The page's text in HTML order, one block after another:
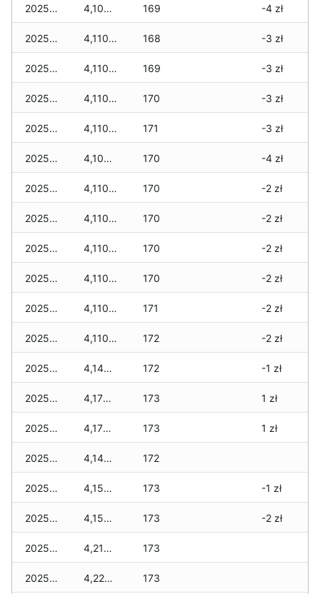
2025-12-06 4,100 zł 169 -4 zł
2025-12-05 4,110 zł 168 -3 zł
2025-12-04 4,110 zł 169 -3 zł
2025-12-03 4,110 zł 170 -3 zł
2025-12-02 4,110 zł 171 -3 zł
2025-12-01 4,100 zł 170 -4 zł
2025-11-30 4,110 zł 170 -2 zł
2025-11-29 4,110 zł 170 -2 zł
2025-11-28 4,110 zł 170 -2 zł
2025-11-27 4,110 zł 170 -2 zł
2025-11-26 4,110 zł 171 -2 zł
2025-11-25 4,110 zł 172 -2 zł
2025-11-24 4,140 zł 172 -1 zł
2025-11-23 4,170 zł 173 1 zł
2025-11-22 4,170 zł 173 1 zł
2025-11-21 4,140 zł 172
2025-11-20 4,150 zł 173 -1 zł
2025-11-19 4,150 zł 173 -2 zł
2025-11-18 4,210 zł 173
2025-11-17 4,220 zł 173